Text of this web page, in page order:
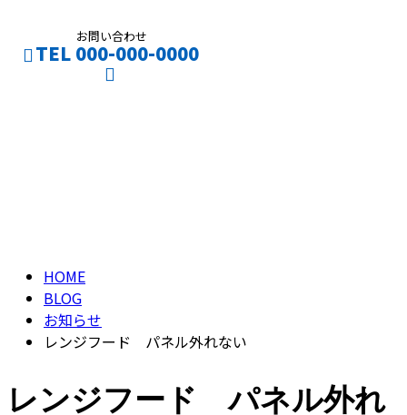
お問い合わせ
TEL 000-000-0000
HOME
BLOG
お知らせ
レンジフード パネル外れない
レンジフード パネル外れ